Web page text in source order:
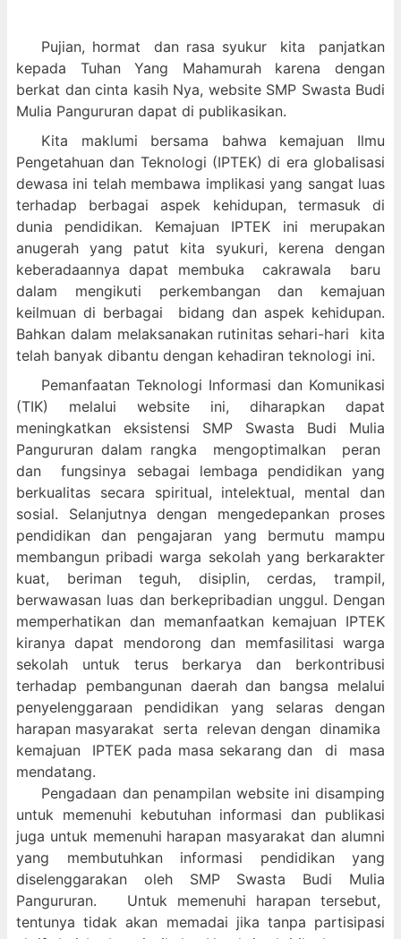
Pujian, hormat dan rasa syukur kita panjatkan
kepada Tuhan Yang Mahamurah karena dengan
berkat dan cinta kasih Nya, website SMP Swasta Budi
Mulia Pangururan dapat di publikasikan.
Kita maklumi bersama bahwa kemajuan Ilmu
Pengetahuan dan Teknologi (IPTEK) di era globalisasi
dewasa ini telah membawa implikasi yang sangat luas
terhadap berbagai aspek kehidupan, termasuk di
dunia pendidikan. Kemajuan IPTEK ini merupakan
anugerah yang patut kita syukuri, kerena dengan
keberadaannya dapat membuka cakrawala baru
dalam mengikuti perkembangan dan kemajuan
keilmuan di berbagai bidang dan aspek kehidupan.
Bahkan dalam melaksanakan rutinitas sehari-hari kita
telah banyak dibantu dengan kehadiran teknologi ini.
Pemanfaatan Teknologi Informasi dan Komunikasi
(TIK) melalui website ini, diharapkan dapat
meningkatkan eksistensi SMP Swasta Budi Mulia
Pangururan dalam rangka mengoptimalkan peran
dan fungsinya sebagai lembaga pendidikan yang
berkualitas secara spiritual, intelektual, mental dan
sosial. Selanjutnya dengan mengedepankan proses
pendidikan dan pengajaran yang bermutu mampu
membangun pribadi warga sekolah yang berkarakter
kuat, beriman teguh, disiplin, cerdas, trampil,
berwawasan luas dan berkepribadian unggul. Dengan
memperhatikan dan memanfaatkan kemajuan IPTEK
kiranya dapat mendorong dan memfasilitasi warga
sekolah untuk terus berkarya dan berkontribusi
terhadap pembangunan daerah dan bangsa melalui
penyelenggaraan pendidikan yang selaras dengan
harapan masyarakat serta relevan dengan dinamika
kemajuan IPTEK pada masa sekarang dan di masa
mendatang.
Pengadaan dan penampilan website ini disamping
untuk memenuhi kebutuhan informasi dan publikasi
juga untuk memenuhi harapan masyarakat dan alumni
yang membutuhkan informasi pendidikan yang
diselenggarakan oleh SMP Swasta Budi Mulia
Pangururan. Untuk memenuhi harapan tersebut,
tentunya tidak akan memadai jika tanpa partisipasi